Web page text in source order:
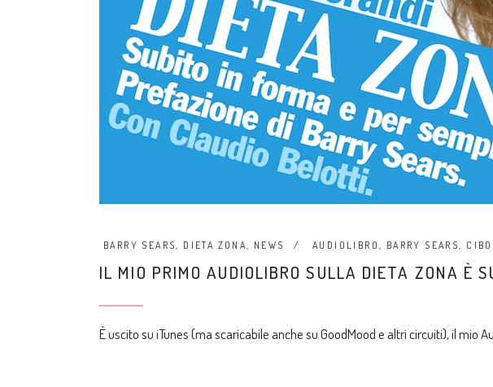
BARRY SEARS, DIETA ZONA, NEWS AUDIOLIBRO, BARRY SEARS, CIBO
IL MIO PRIMO AUDIOLIBRO SULLA DIETA ZONA È
È uscito su iTunes (ma scaricabile anche su GoodMood e altri circuiti), il mio